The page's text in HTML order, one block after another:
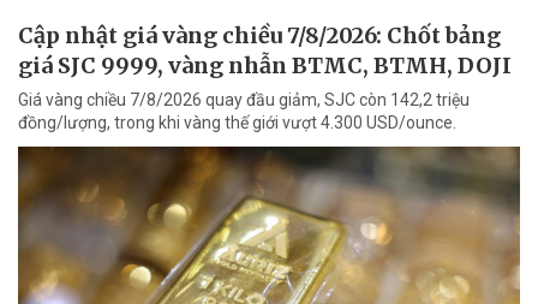
Cập nhật giá vàng chiều 7/8/2026: Chốt bảng
giá SJC 9999, vàng nhẫn BTMC, BTMH, DOJI
Giá vàng chiều 7/8/2026 quay đầu giảm, SJC còn 142,2 triệu
đồng/lượng, trong khi vàng thế giới vượt 4.300 USD/ounce.